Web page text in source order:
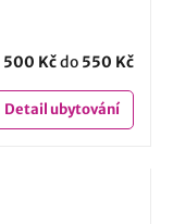
500 Kčdo 550 Kč
Detailubytování